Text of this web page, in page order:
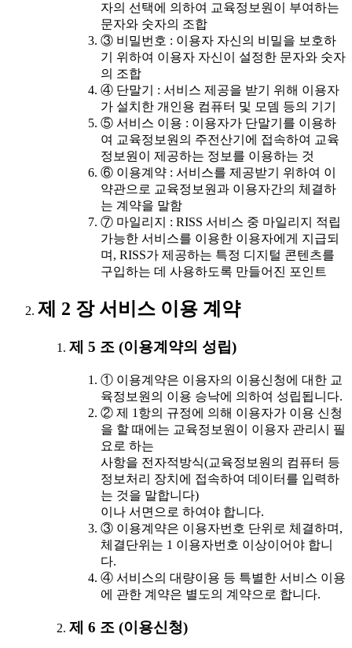
자의 선택에 의하여 교육정보원이 부여하는
문자와 숫자의 조합
③ 비밀번호 : 이용자 자신의 비밀을 보호하
기 위하여 이용자 자신이 설정한 문자와 숫자
의 조합
④ 단말기 : 서비스 제공을 받기 위해 이용자
가 설치한 개인용 컴퓨터 및 모뎀 등의 기기
⑤ 서비스 이용 : 이용자가 단말기를 이용하
여 교육정보원의 주전산기에 접속하여 교육
정보원이 제공하는 정보를 이용하는 것
⑥ 이용계약 : 서비스를 제공받기 위하여 이
약관으로 교육정보원과 이용자간의 체결하
는 계약을 말함
⑦ 마일리지 : RISS 서비스 중 마일리지 적립
가능한 서비스를 이용한 이용자에게 지급되
며, RISS가 제공하는 특정 디지털 콘텐츠를
구입하는 데 사용하도록 만들어진 포인트
제 2 장 서비스 이용 계약
제 5 조 (이용계약의 성립)
① 이용계약은 이용자의 이용신청에 대한 교
육정보원의 이용 승낙에 의하여 성립됩니다.
② 제 1항의 규정에 의해 이용자가 이용 신청
을 할 때에는 교육정보원이 이용자 관리시 필
요로 하는
사항을 전자적방식(교육정보원의 컴퓨터 등
정보처리 장치에 접속하여 데이터를 입력하
는 것을 말합니다)
이나 서면으로 하여야 합니다.
③ 이용계약은 이용자번호 단위로 체결하며,
체결단위는 1 이용자번호 이상이어야 합니
다.
④ 서비스의 대량이용 등 특별한 서비스 이용
에 관한 계약은 별도의 계약으로 합니다.
제 6 조 (이용신청)